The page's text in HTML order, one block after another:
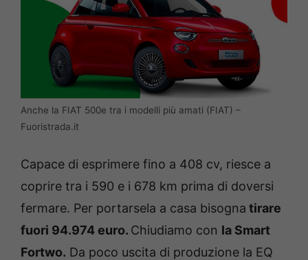
Anche la FIAT 500e tra i modelli più amati (FIAT) –
Fuoristrada.it
Capace di esprimere fino a 408 cv, riesce a
coprire tra i 590 e i 678 km prima di doversi
fermare. Per portarsela a casa bisogna tirare
fuori 94.974 euro. Chiudiamo con la Smart
Fortwo. Da poco uscita di produzione la EQ